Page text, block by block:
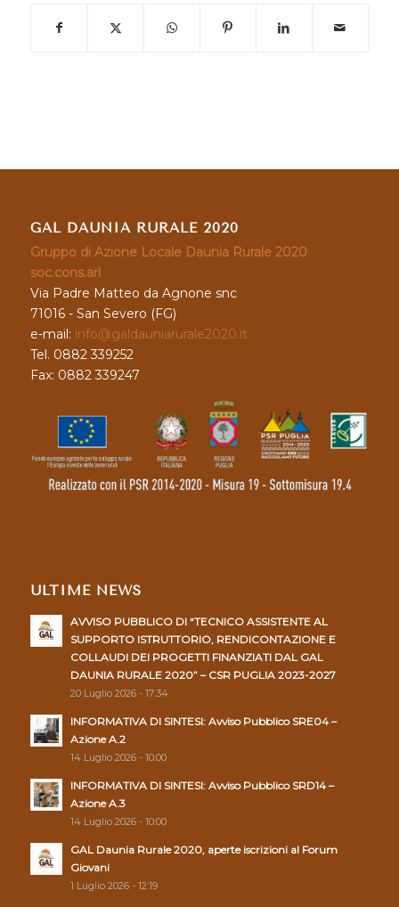
GAL DAUNIA RURALE 2020
Gruppo di Azione Locale Daunia Rurale 2020
soc.cons.arl
Via Padre Matteo da Agnone snc
71016 - San Severo (FG)
e-mail: info@galdauniarurale2020.it
Tel. 0882 339252
Fax: 0882 339247
ULTIME NEWS
AVVISO PUBBLICO DI “TECNICO ASSISTENTE AL
SUPPORTO ISTRUTTORIO, RENDICONTAZIONE E
COLLAUDI DEI PROGETTI FINANZIATI DAL GAL
DAUNIA RURALE 2020” – CSR PUGLIA 2023-2027
20 Luglio 2026 - 17:34
INFORMATIVA DI SINTESI: Avviso Pubblico SRE04 –
Azione A.2
14 Luglio 2026 - 10:00
INFORMATIVA DI SINTESI: Avviso Pubblico SRD14 –
Azione A.3
14 Luglio 2026 - 10:00
GAL Daunia Rurale 2020, aperte iscrizioni al Forum
Giovani
1 Luglio 2026 - 12:19